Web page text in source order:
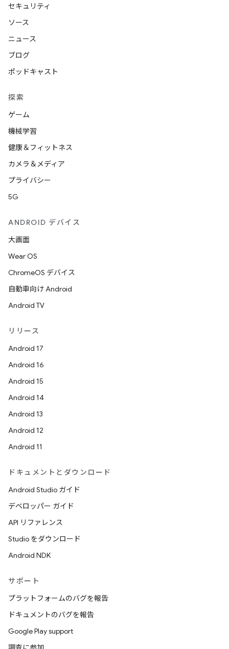
セキュリティ
ソース
ニュース
ブログ
ポッドキャスト
探索
ゲーム
機械学習
健康＆フィットネス
カメラ＆メディア
プライバシー
5G
ANDROID デバイス
大画面
Wear OS
ChromeOS デバイス
自動車向け Android
Android TV
リリース
Android 17
Android 16
Android 15
Android 14
Android 13
Android 12
Android 11
ドキュメントとダウンロード
Android Studio ガイド
デベロッパー ガイド
API リファレンス
Studio をダウンロード
Android NDK
サポート
プラットフォームのバグを報告
ドキュメントのバグを報告
Google Play support